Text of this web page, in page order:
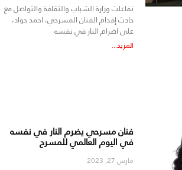
تفاعلت وزارة الشباب والثقافة والتواصل مع
حادث إقدام الفنان المسرحي، احمد جواد،
على اضرام النار في نفسه
المزيد...
فنان مسرحي يضرم النار في نفسه
في اليوم العالمي للمسرح
مارس 27, 2023